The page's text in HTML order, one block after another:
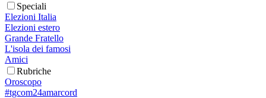
Speciali
Elezioni Italia
Elezioni estero
Grande Fratello
L'isola dei famosi
Amici
Rubriche
Oroscopo
#tgcom24amarcord